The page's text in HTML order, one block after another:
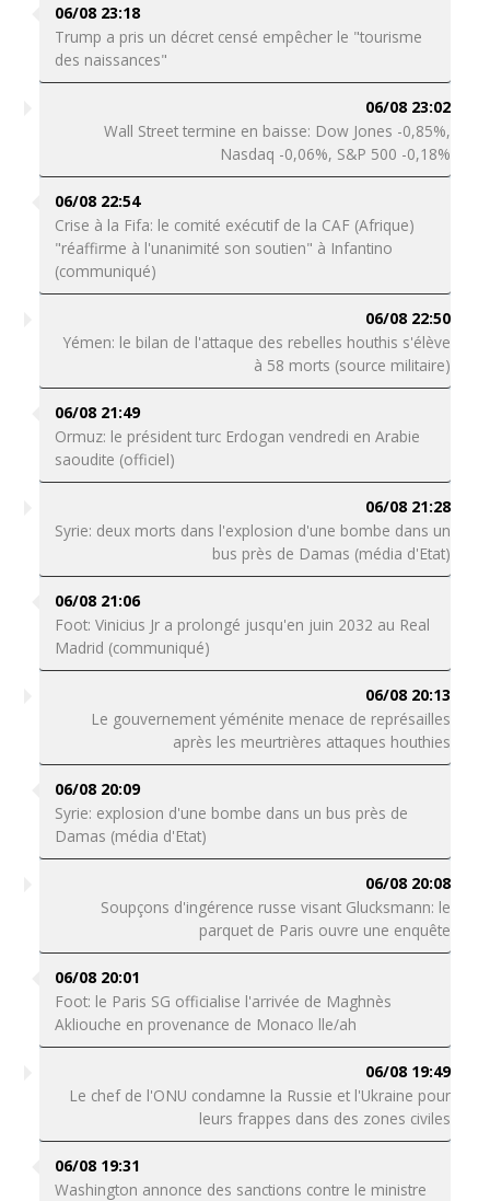
06/08 23:18
Trump a pris un décret censé empêcher le "tourisme
des naissances"
06/08 23:02
Wall Street termine en baisse: Dow Jones -0,85%,
Nasdaq -0,06%, S&P 500 -0,18%
06/08 22:54
Crise à la Fifa: le comité exécutif de la CAF (Afrique)
"réaffirme à l'unanimité son soutien" à Infantino
(communiqué)
06/08 22:50
Yémen: le bilan de l'attaque des rebelles houthis s'élève
à 58 morts (source militaire)
06/08 21:49
Ormuz: le président turc Erdogan vendredi en Arabie
saoudite (officiel)
06/08 21:28
Syrie: deux morts dans l'explosion d'une bombe dans un
bus près de Damas (média d'Etat)
06/08 21:06
Foot: Vinicius Jr a prolongé jusqu'en juin 2032 au Real
Madrid (communiqué)
06/08 20:13
Le gouvernement yéménite menace de représailles
après les meurtrières attaques houthies
06/08 20:09
Syrie: explosion d'une bombe dans un bus près de
Damas (média d'Etat)
06/08 20:08
Soupçons d'ingérence russe visant Glucksmann: le
parquet de Paris ouvre une enquête
06/08 20:01
Foot: le Paris SG officialise l'arrivée de Maghnès
Akliouche en provenance de Monaco lle/ah
06/08 19:49
Le chef de l'ONU condamne la Russie et l'Ukraine pour
leurs frappes dans des zones civiles
06/08 19:31
Washington annonce des sanctions contre le ministre